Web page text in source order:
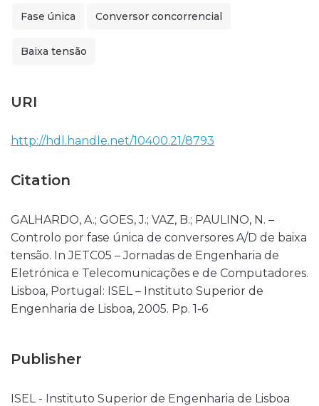
Fase única Conversor concorrencial
Baixa tensão
URI
http://hdl.handle.net/10400.21/8793
Citation
GALHARDO, A.; GOES, J.; VAZ, B.; PAULINO, N. –
Controlo por fase única de conversores A/D de baixa
tensão. In JETC05 – Jornadas de Engenharia de
Eletrónica e Telecomunicações e de Computadores.
Lisboa, Portugal: ISEL – Instituto Superior de
Engenharia de Lisboa, 2005. Pp. 1-6
Publisher
ISEL - Instituto Superior de Engenharia de Lisboa